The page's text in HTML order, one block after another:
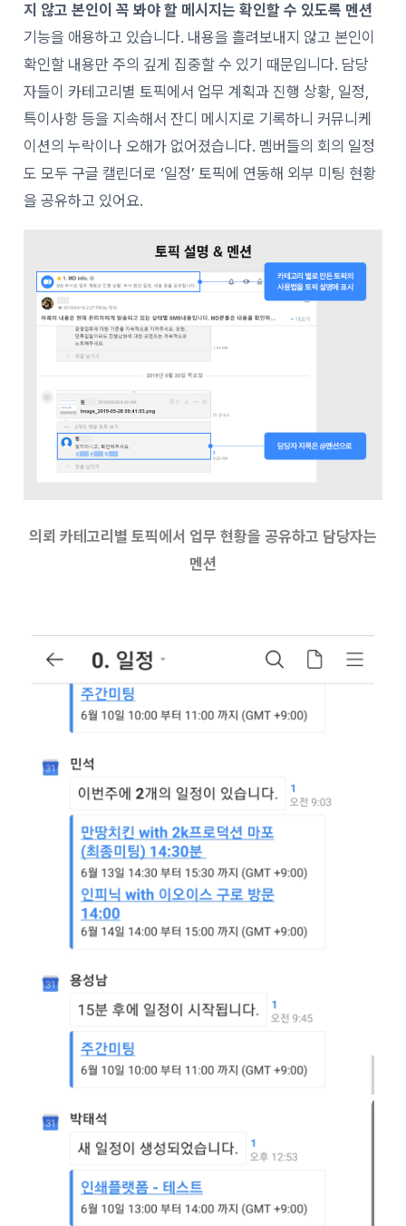
지 않고 본인이 꼭 봐야 할 메시지는 확인할 수 있도록 멘션
기능을 애용하고 있습니다. 내용을 흘려보내지 않고 본인이
확인할 내용만 주의 깊게 집중할 수 있기 때문입니다. 담당
자들이 카테고리별 토픽에서 업무 계획과 진행 상황, 일정,
특이사항 등을 지속해서 잔디 메시지로 기록하니 커뮤니케
이션의 누락이나 오해가 없어졌습니다. 멤버들의 회의 일정
도 모두 구글 캘린더로 ‘일정’ 토픽에 연동해 외부 미팅 현황
을 공유하고 있어요.
의뢰 카테고리별 토픽에서 업무 현황을 공유하고 담당자는
멘션